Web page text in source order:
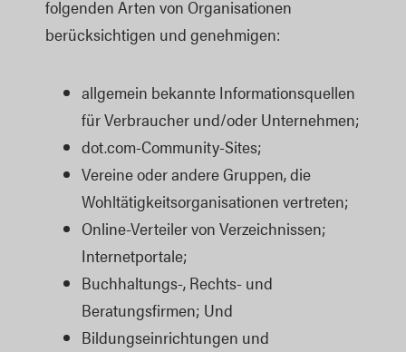
folgenden Arten von Organisationen
berücksichtigen und genehmigen:
allgemein bekannte Informationsquellen
für Verbraucher und/oder Unternehmen;
dot.com-Community-Sites;
Vereine oder andere Gruppen, die
Wohltätigkeitsorganisationen vertreten;
Online-Verteiler von Verzeichnissen;
Internetportale;
Buchhaltungs-, Rechts- und
Beratungsfirmen; Und
Bildungseinrichtungen und